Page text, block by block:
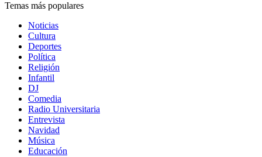
Temas más populares
Noticias
Cultura
Deportes
Política
Religión
Infantil
DJ
Comedia
Radio Universitaria
Entrevista
Navidad
Música
Educación